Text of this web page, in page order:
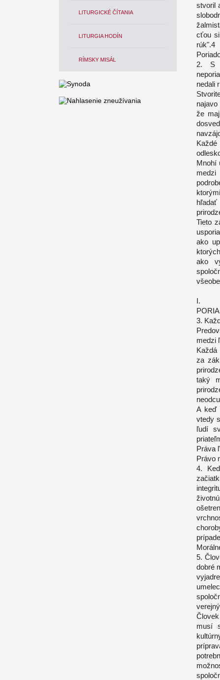
LITURGICKÉ ČÍTANIA
LITURGIA HODÍN
RÍMSKY MISÁL
stvoril
cťou
rúk".4
2. S
nedali
že
Mnohí
medzi
Tieto
ako
ako
I.
3.
medzi
za
taký
A keď
vtedy
ľudí
Práva
Právo
4.
5.
dobré
musí